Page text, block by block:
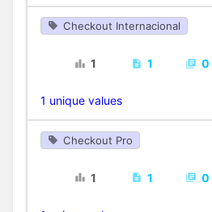
Checkout Internacional
1 1 0
1 unique values
Checkout Pro
1 1 0